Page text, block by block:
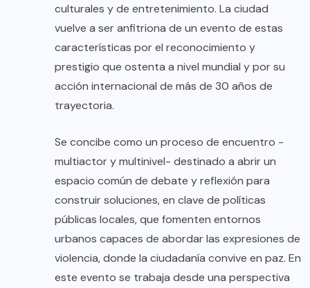
culturales y de entretenimiento. La ciudad
vuelve a ser anfitriona de un evento de estas
características por el reconocimiento y
prestigio que ostenta a nivel mundial y por su
acción internacional de más de 30 años de
trayectoria.
Se concibe como un proceso de encuentro -
multiactor y multinivel- destinado a abrir un
espacio común de debate y reflexión para
construir soluciones, en clave de políticas
públicas locales, que fomenten entornos
urbanos capaces de abordar las expresiones de
violencia, donde la ciudadanía convive en paz. En
este evento se trabaja desde una perspectiva